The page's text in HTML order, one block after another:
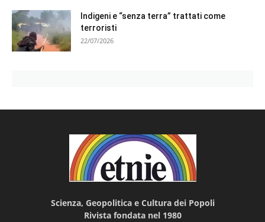
Indigeni e “senza terra” trattati come
terroristi
22/07/2026
Scienza, Geopolitica e Cultura dei Popoli
Rivista fondata nel 1980